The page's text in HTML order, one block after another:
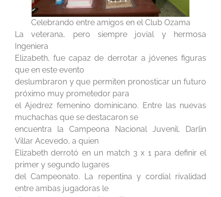
Celebrando entre amigos en el Club Ozama
La veterana, pero siempre jovial y hermosa
Ingeniera
Elizabeth, fue capaz de derrotar a jóvenes figuras
que en este evento
deslumbraron y que permiten pronosticar un futuro
próximo muy prometedor para
el Ajedrez femenino dominicano. Entre las nuevas
muchachas que se destacaron se
encuentra la Campeona Nacional Juvenil, Darlin
Villar Acevedo, a quien
Elizabeth derrotó en un match 3 x 1 para definir el
primer y segundo lugares
del Campeonato. La repentina y cordial rivalidad
entre ambas jugadoras le